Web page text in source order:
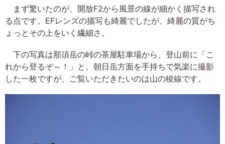
まず驚いたのが、開放F2から風景の線が細かく描写され
る点です。EFレンズの描写も綺麗でしたが、綺麗の質がち
ょっとその上をいく繊細さ。
下の写真は那須岳の峠の茶屋駐車場から、登山前に「こ
れから登るぞ～！」と、朝日岳方面を手持ちで気楽に撮影
した一枚ですが、ご覧いただきたいのは山の稜線です。